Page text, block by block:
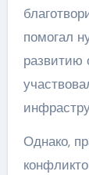
помогал
развитию
Однако,